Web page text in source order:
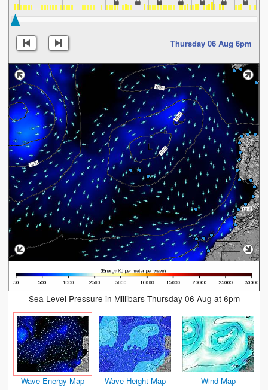
Thursday 06 Aug 6pm
Sea Level Pressure in Millibars Thursday 06 Aug at 6pm
Wave Energy Map Wave Height Map Wind Map